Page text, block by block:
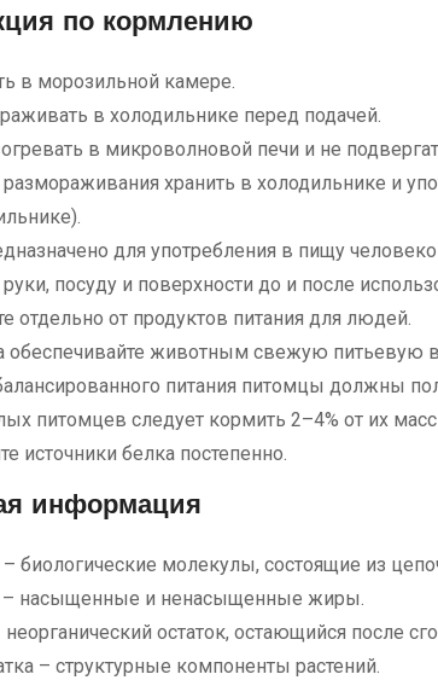
по кормлению
в морозильной камере.
в холодильнике перед подачей.
в микроволновой печи и не
хранить в холодильнике и
для употребления в пищу
посуду и поверхности до и после
отдельно от продуктов питания для людей.
обеспечивайте животным свежую питьевую
питания питомцы должны
питомцев следует кормить 2–4% от их
источники белка постепенно.
информация
биологические молекулы, состоящие из
насыщенные и ненасыщенные жиры.
остаток, остающийся после
– структурные компоненты растений.